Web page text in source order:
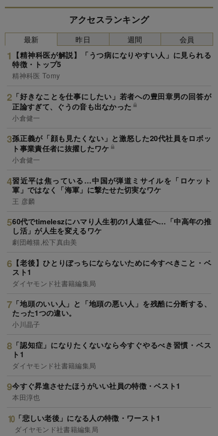
アクセスランキング
最新
【精神科医が解説】「うつ病になりやすい人」に見られる
特徴・トップ5
精神科医 Tomy
「好きなことを仕事にしたい」若者への豊田章男の回答が
正論すぎて、ぐうの音も出なかった
小倉健一
孫正義が「顔も見たくない」と激怒した20代社員をロボッ
ト事業責任者に抜擢したワケ
小倉健一
習近平は焦っている…中国が弾道ミサイルを「ロケット
軍」ではなく「海軍」に撃たせた切実なワケ
王 彦麟
60代でtimeleszにハマり人生初の1人遠征へ…「中高年の推
し活」が人生を変えるワケ
劇団雌猫,松下真由美
【老後】ひとりぼっちにならないために今すべきこと・ベ
スト1
ダイヤモンド社書籍編集局
「地頭のいい人」と「地頭の悪い人」を残酷に分断する、
たった1つの違い。
小川晶子
「認知症」になりたくないなら今すぐやるべき習慣・ベス
ト1
ダイヤモンド社書籍編集局
今すぐ昇進させたほうがいい社員の特徴・ベスト1
本田淳也
「悲しい老後」になる人の特徴・ワースト1
ダイヤモンド社書籍編集局
昨日 週間 会員